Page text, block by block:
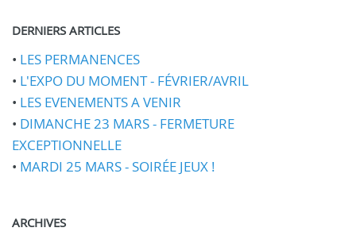
DERNIERS ARTICLES
• LES PERMANENCES
• L'EXPO DU MOMENT - FÉVRIER/AVRIL
• LES EVENEMENTS A VENIR
• DIMANCHE 23 MARS - FERMETURE
EXCEPTIONNELLE
• MARDI 25 MARS - SOIRÉE JEUX !
ARCHIVES